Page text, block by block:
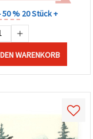
50 % 20 Stück +
WARENKORB